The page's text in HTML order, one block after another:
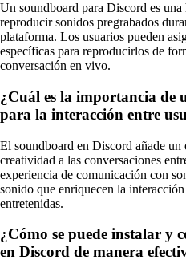
Un soundboard para Discord es
reproducir sonidos pregrabados
plataforma. Los usuarios pueden
específicas para reproducirlos de
conversación en vivo.
¿Cuál es la importancia de
para la interacción entre
El soundboard en Discord añade
creatividad a las conversaciones
experiencia de comunicación con
sonido que enriquecen la
entretenidas.
¿Cómo se puede instalar y
en Discord de manera